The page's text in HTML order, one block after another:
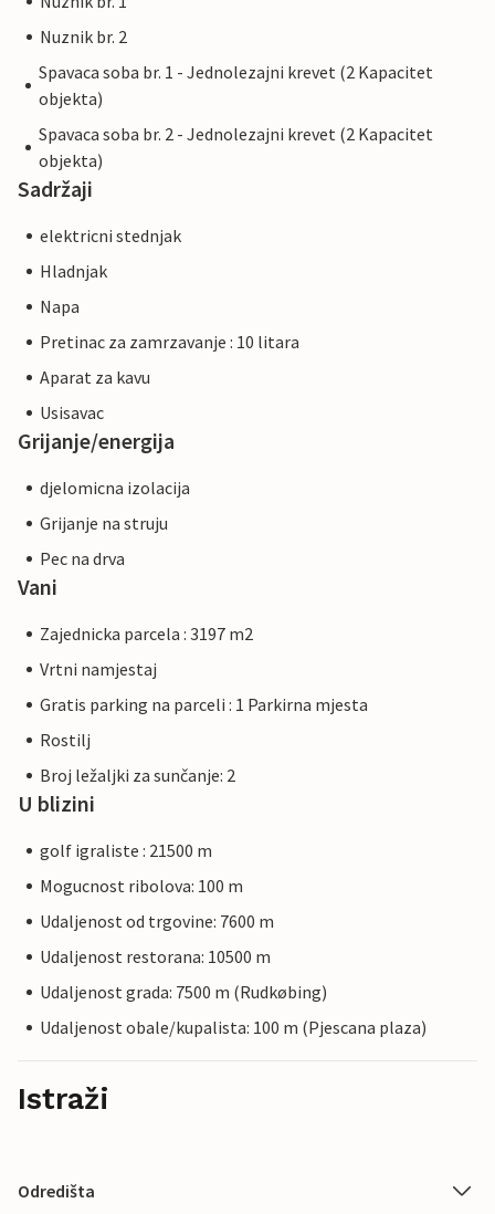
Nuznik br. 2
Spavaca soba br. 1 - Jednolezajni krevet (2 Kapacitet
objekta)
Spavaca soba br. 2 - Jednolezajni krevet (2 Kapacitet
objekta)
Sadržaji
elektricni stednjak
Hladnjak
Napa
Pretinac za zamrzavanje : 10 litara
Aparat za kavu
Usisavac
Grijanje/energija
djelomicna izolacija
Grijanje na struju
Pec na drva
Vani
Zajednicka parcela : 3197 m2
Vrtni namjestaj
Gratis parking na parceli : 1 Parkirna mjesta
Rostilj
Broj ležaljki za sunčanje: 2
U blizini
golf igraliste : 21500 m
Mogucnost ribolova: 100 m
Udaljenost od trgovine: 7600 m
Udaljenost restorana: 10500 m
Udaljenost grada: 7500 m (Rudkøbing)
Udaljenost obale/kupalista: 100 m (Pjescana plaza)
Istraži
Odredišta